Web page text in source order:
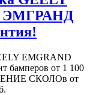
ЭМГРАНД
EMGRAND
бамперов от 1 100
СКОЛОв от